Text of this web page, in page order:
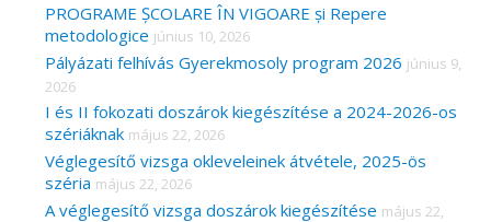
PROGRAME ȘCOLARE ÎN VIGOARE și Repere
metodologice június 10, 2026
Pályázati felhívás Gyerekmosoly program 2026 június 9,
2026
I és II fokozati doszárok kiegészítése a 2024-2026-os
szériáknak május 22, 2026
Véglegesítő vizsga okleveleinek átvétele, 2025-ös
széria május 22, 2026
A véglegesítő vizsga doszárok kiegészítése május 22,